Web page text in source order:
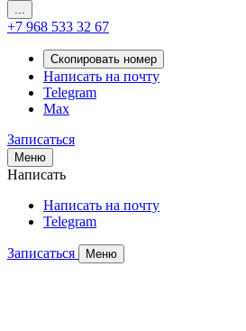
...
+7 968 533 32 67
Скопировать номер
Написать на почту
Telegram
Max
Записаться
Меню
Написать
Написать на почту
Telegram
Записаться Меню